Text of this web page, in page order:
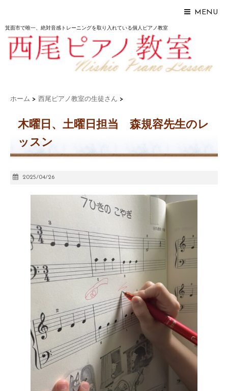
MENU
箕面市で唯一、絶対音感トレーニングを取り入れている個人ピアノ教室
ホーム > 西尾ピアノ教室の生徒さん >
木曜日、土曜日担当 森規容先生のレ
ッスン
2025/04/26